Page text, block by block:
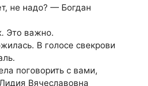
не надо? — Богдан
Это важно.
В голосе свекрови
поговорить с вами,
Вячеславовна